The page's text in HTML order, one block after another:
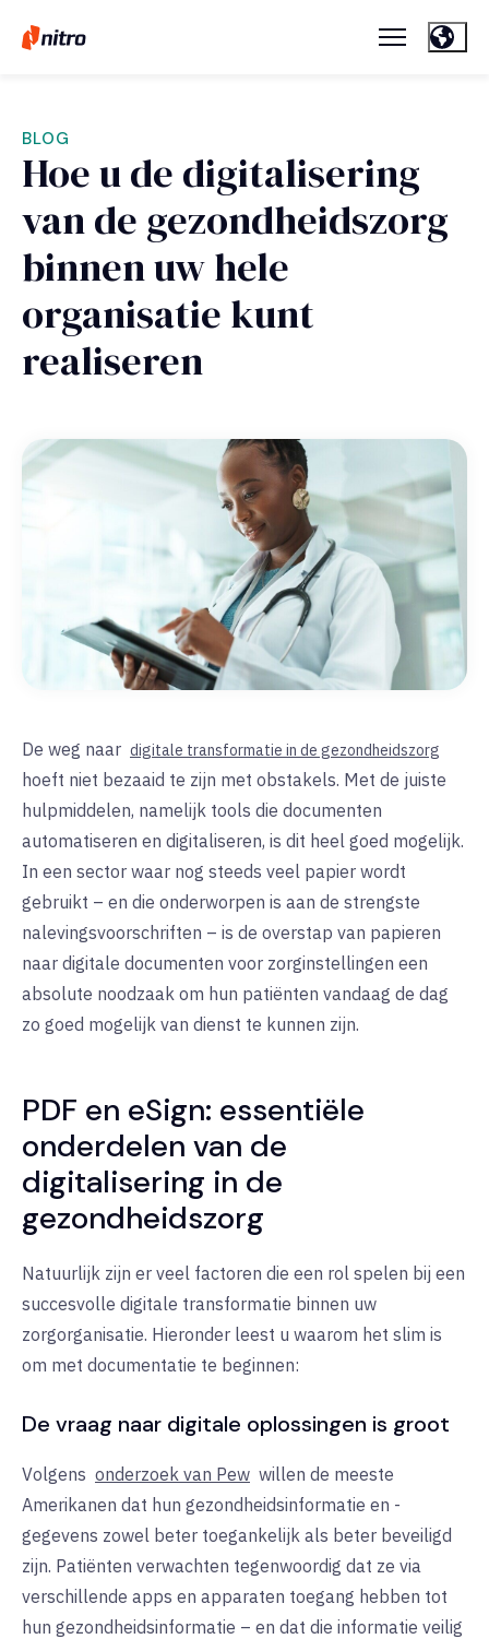
BLOG
Hoe u de digitalisering
van de gezondheidszorg
binnen uw hele
organisatie kunt
realiseren
De weg naar digitale transformatie in de gezondheidszorg
hoeft niet bezaaid te zijn met obstakels. Met de juiste
hulpmiddelen, namelijk tools die documenten
automatiseren en digitaliseren, is dit heel goed mogelijk.
In een sector waar nog steeds veel papier wordt
gebruikt – en die onderworpen is aan de strengste
nalevingsvoorschriften – is de overstap van papieren
naar digitale documenten voor zorginstellingen een
absolute noodzaak om hun patiënten vandaag de dag
zo goed mogelijk van dienst te kunnen zijn.
PDF en eSign: essentiële
onderdelen van de
digitalisering in de
gezondheidszorg
Natuurlijk zijn er veel factoren die een rol spelen bij een
succesvolle digitale transformatie binnen uw
zorgorganisatie. Hieronder leest u waarom het slim is
om met documentatie te beginnen:
De vraag naar digitale oplossingen is groot
Volgens onderzoek van Pew willen de meeste
Amerikanen dat hun gezondheidsinformatie en -
gegevens zowel beter toegankelijk als beter beveiligd
zijn. Patiënten verwachten tegenwoordig dat ze via
verschillende apps en apparaten toegang hebben tot
hun gezondheidsinformatie – en dat die informatie veilig